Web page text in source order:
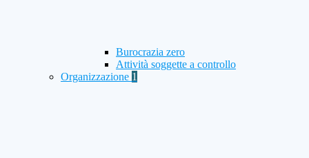
Burocrazia zero
Attività soggette a controllo
Organizzazione 1